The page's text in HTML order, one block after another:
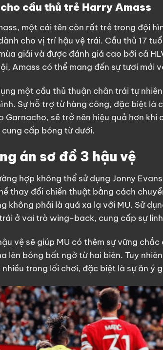
cầu thủ trẻ Harry Amass
một cái tên còn rất trẻ trong đội
cho vị trí hậu vệ trái. Cầu thủ 17
giải và được đánh giá cao bởi cả
Amass có thể mang đến sự tươi mới
một cầu thủ thuận chân trái tự
Sự hỗ trợ từ hàng công, đặc biệt là
Garnacho, sẽ trở nên hiệu quả hơn
cung cấp bóng từ dưới.
án sơ đồ 3 hậu vệ
hợp không thể sử dụng Jonny
thay đổi chiến thuật bằng cách
không phải là quá xa lạ với MU. Sử
ở vai trò wing-back, cung cấp sự
vệ sẽ giúp MU có thêm sự vững
lên bóng bất ngờ từ hai biên. Tuy
trong lối chơi, đặc biệt là sự ăn ý